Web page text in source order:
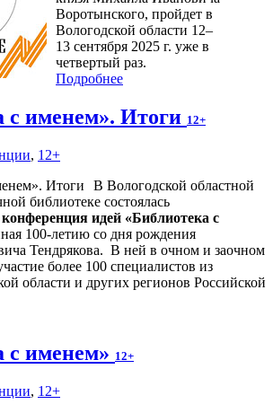
Воротынского, пройдет в
Вологодской области 12–
13 сентября 2025 г. уже в
четвертый раз.
Подробнее
с именем». Итоги 12+
, 12+
В Вологодской областной
библиотеке состоялась
идей «Библиотека с
100-летию со дня рождения
Тендрякова. В ней в очном и заочном
более 100 специалистов из
области и других регионов Российской
с именем» 12+
, 12+